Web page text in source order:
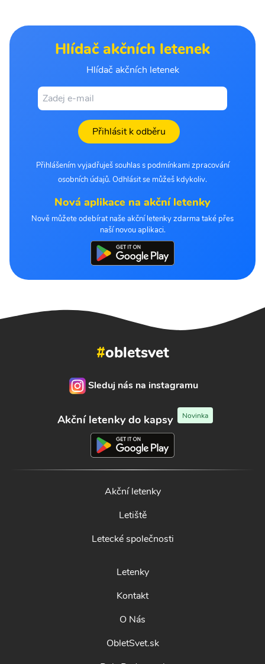
Hlídač akčních letenek
Hlídač akčních letenek
Přihlásit k odběru
Přihlášením vyjadřuješ souhlas s podmínkami zpracování
osobních údajů. Odhlásit se můžeš kdykoliv.
Nová aplikace na akční letenky
Nově můžete odebírat naše akční letenky zdarma také přes
naší novou aplikaci.
#obletsvet
Sleduj nás na instagramu
Akční letenky do kapsy Novinka
Akční letenky
Letiště
Letecké společnosti
Letenky
Kontakt
O Nás
ObletSvet.sk